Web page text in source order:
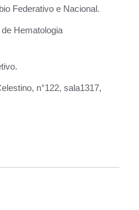
Federativo e Nacional.
Hematologia
n°122, sala1317,